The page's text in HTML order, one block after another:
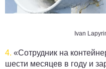
Ivan
4. «Сотрудник на
шести месяцев в году и